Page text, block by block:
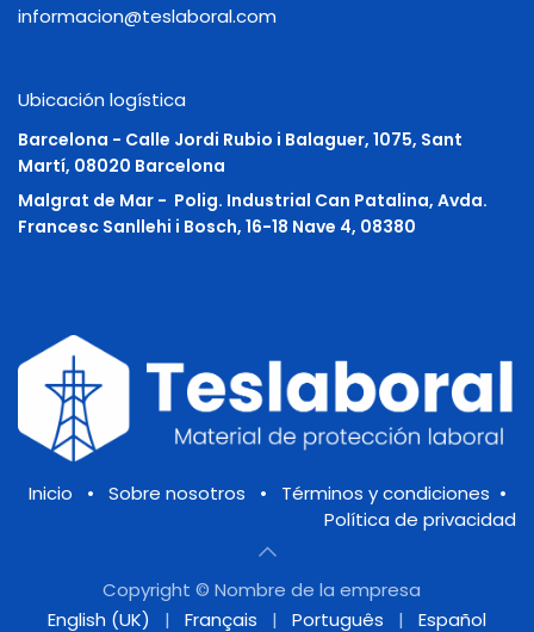
informacion@teslaboral.com
Ubicación logística
Barcelona - Calle Jordi Rubio i Balaguer, 1075, Sant
Martí, 08020 Barcelona
Malgrat de Mar - Polig. Industrial Can Patalina, Avda.
Francesc Sanllehi i Bosch, 16-18 Nave 4, 08380
Inicio • Sobre nosotros • Términos y condiciones •
Política de privacidad
Copyright © Nombre de la empresa
English (UK)
| Français | Português | Español